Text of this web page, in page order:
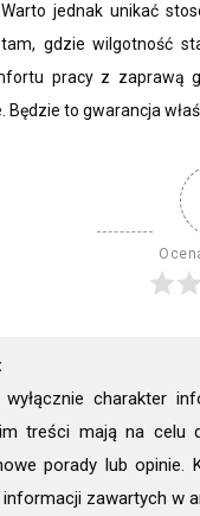
jednak unikać
gdzie wilgotność
pracy z zaprawą
to gwarancja
wyłącznie charakter
treści mają na celu
porady lub opinie.
informacji zawartych w